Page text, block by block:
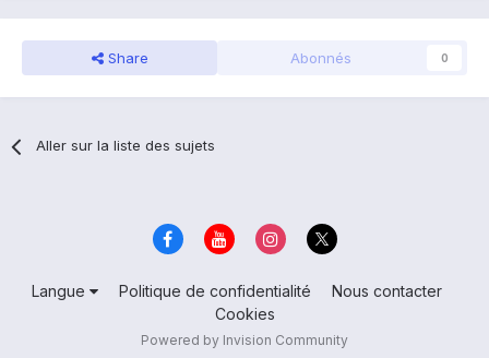
Share Abonnés 0
Aller sur la liste des sujets
Langue Politique de confidentialité
Nous contacter
Cookies
Powered by Invision Community